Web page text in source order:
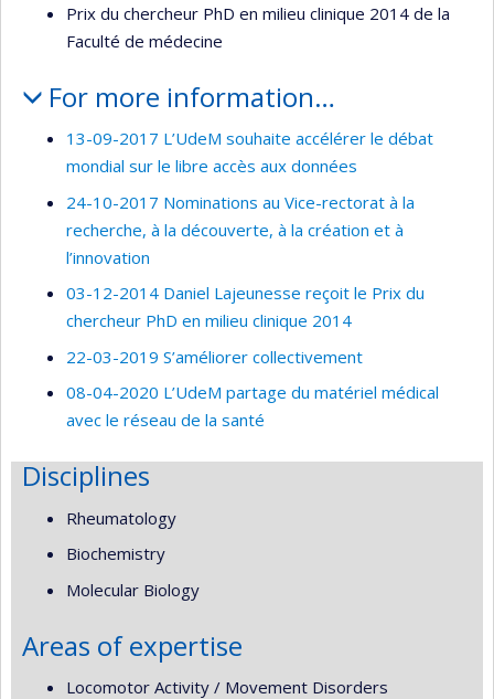
Prix du chercheur PhD en milieu clinique 2014 de la
Faculté de médecine
For more information…
13-09-2017 L’UdeM souhaite accélérer le débat
mondial sur le libre accès aux données
24-10-2017 Nominations au Vice-rectorat à la
recherche, à la découverte, à la création et à
l’innovation
03-12-2014 Daniel Lajeunesse reçoit le Prix du
chercheur PhD en milieu clinique 2014
22-03-2019 S’améliorer collectivement
08-04-2020 L’UdeM partage du matériel médical
avec le réseau de la santé
Disciplines
Rheumatology
Biochemistry
Molecular Biology
Areas of expertise
Locomotor Activity / Movement Disorders